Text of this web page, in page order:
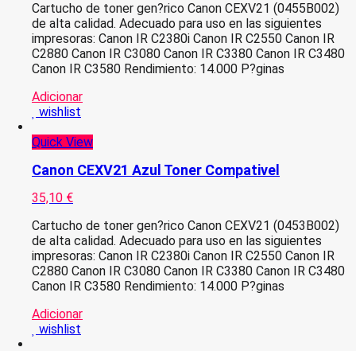
Cartucho de toner gen?rico Canon CEXV21 (0455B002)
de alta calidad. Adecuado para uso en las siguientes
impresoras: Canon IR C2380i Canon IR C2550 Canon IR
C2880 Canon IR C3080 Canon IR C3380 Canon IR C3480
Canon IR C3580 Rendimiento: 14.000 P?ginas
Adicionar
wishlist
Quick View
Canon CEXV21 Azul Toner Compativel
35,10 €
Cartucho de toner gen?rico Canon CEXV21 (0453B002)
de alta calidad. Adecuado para uso en las siguientes
impresoras: Canon IR C2380i Canon IR C2550 Canon IR
C2880 Canon IR C3080 Canon IR C3380 Canon IR C3480
Canon IR C3580 Rendimiento: 14.000 P?ginas
Adicionar
wishlist